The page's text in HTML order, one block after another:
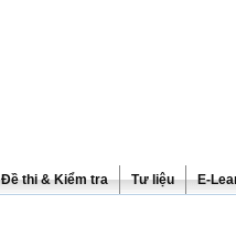
Đề thi & Kiểm tra Tư liệu E-